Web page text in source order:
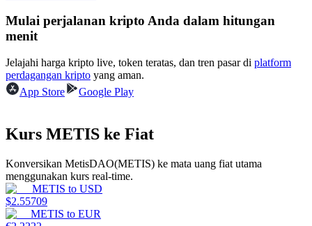
Babi Kekuatan
Mulai perjalanan kripto Anda dalam hitungan
menit
Jelajahi harga kripto live, token teratas, dan tren pasar di platform
perdagangan kripto yang aman.
App Store
Google Play
Kurs METIS ke Fiat
Konversikan MetisDAO(METIS) ke mata uang fiat utama
menggunakan kurs real-time.
METIS to USD
$2.55709
METIS to EUR